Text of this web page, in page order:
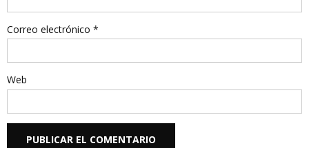
Correo electrónico *
Web